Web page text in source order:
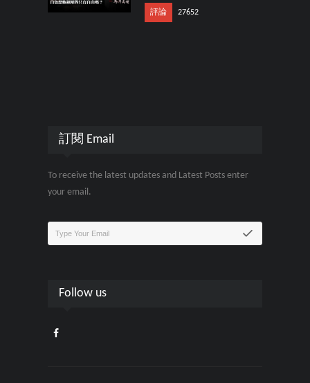
評論 27652
訂閱 Email
To receive the latest updates and Latest Posts enter
your email.
Follow us